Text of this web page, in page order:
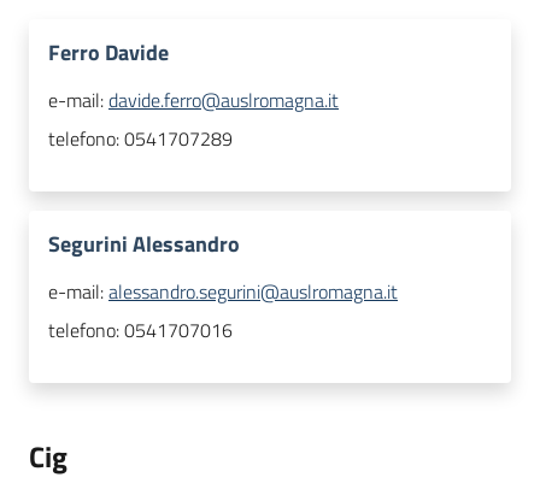
Ferro Davide
e-mail:davide.ferro@auslromagna.it
telefono:0541707289
Segurini Alessandro
e-mail:alessandro.segurini@auslromagna.it
telefono:0541707016
Cig